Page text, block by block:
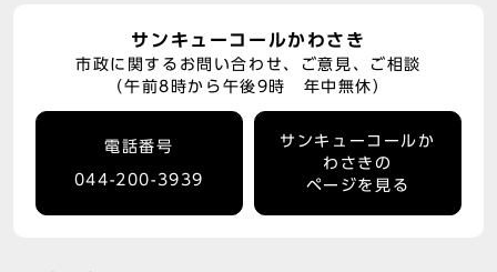
サンキューコールかわさき
市政に関するお問い合わせ、ご意見、ご相談
（午前8時から午後9時 年中無休）
電話番号
044-200-3939
サンキューコールか
わさきの
ページを見る